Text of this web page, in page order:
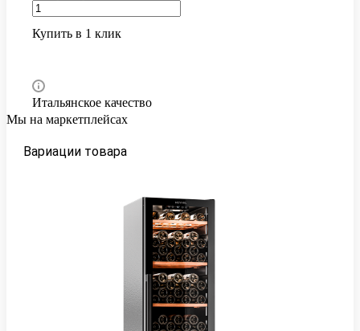
Купить в 1 клик
Итальянское качество
Мы на маркетплейсах
Вариации товара